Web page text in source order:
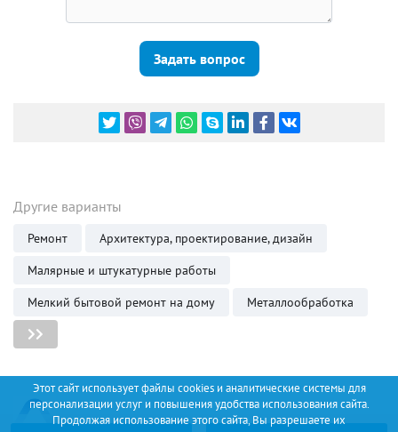
Этот сайт использует файлы cookies и аналитические системы для
персонализации услуг и повышения удобства использования сайта.
Продолжая использование этого сайта, Вы разрешаете их
Задать вопрос
Другие варианты
Ремонт
Архитектура, проектирование, дизайн
Малярные и штукатурные работы
Мелкий бытовой ремонт на дому
Металлообработка